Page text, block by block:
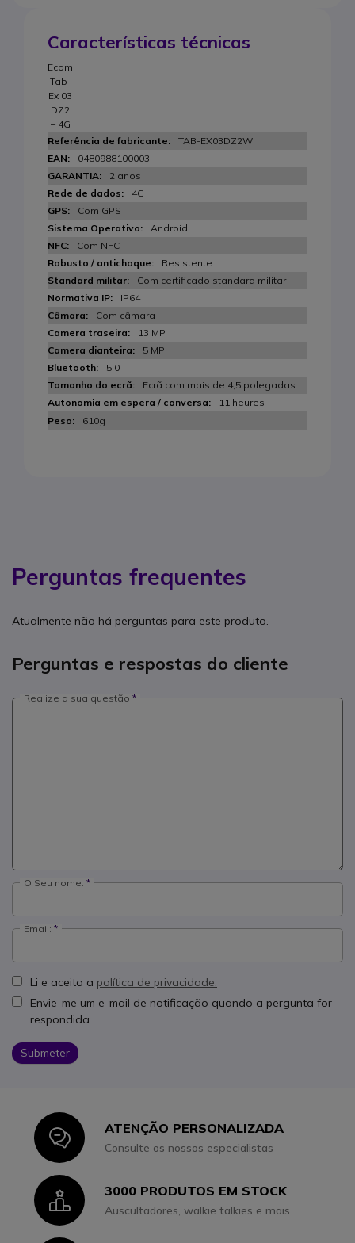
Características técnicas
Ecom
Tab-
Ex 03
DZ2
– 4G
TAB-EX03DZ2W
0480988100003
2 anos
4G
Com GPS
Android
Com NFC
Resistente
Com certificado standard militar
IP64
Com câmara
13 MP
5 MP
5.0
Ecrã com mais de 4,5 polegadas
11 heures
610g
Perguntas frequentes
Atualmente não há perguntas para este produto.
Perguntas e respostas do cliente
Realize a sua questão
O Seu nome:
Email:
Li e aceito a política de privacidade.
Envie-me um e-mail de notificação quando a pergunta for
respondida
Submeter
IconATENÇÃO PERSONALIZADA
Consulte os nossos especialistas
Icon3000 PRODUTOS EM STOCK
Auscultadores, walkie talkies e mais